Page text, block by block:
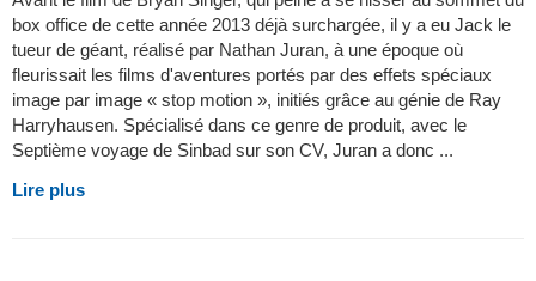
box office de cette année 2013 déjà surchargée, il y a eu Jack le
tueur de géant, réalisé par Nathan Juran, à une époque où
fleurissait les films d'aventures portés par des effets spéciaux
image par image « stop motion », initiés grâce au génie de Ray
Harryhausen. Spécialisé dans ce genre de produit, avec le
Septième voyage de Sinbad sur son CV, Juran a donc ...
Lire plus